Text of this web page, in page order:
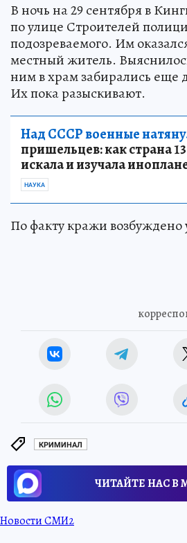
В ночь на 29 сентября в
по улице Строителей
подозреваемого. Им
местный житель.
ним в храм забирались еще
Их пока разыскивают.
Над СССР военные
пришельцев: как страна
искала и изучала
НАУКА
По факту кражи возбуждено
КРИМИНАЛ
ЧИТАЙТЕ НАС В
Новости СМИ2